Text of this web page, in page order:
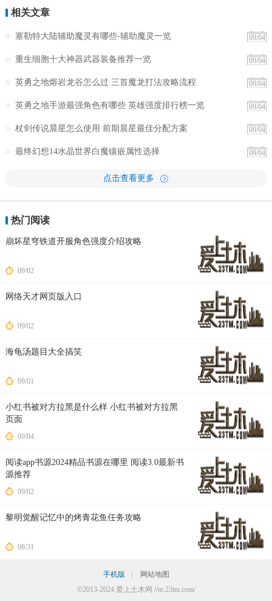
相关文章
09/04
塞勒特大陆辅助魔灵有哪些-辅助魔灵一览
09/04
重生细胞十大神器武器装备推荐一览
09/04
英勇之地熔岩龙谷怎么过 三首魔龙打法攻略流程
09/04
英勇之地手游最强角色有哪些 英雄强度排行榜一览
09/04
杖剑传说晨星怎么使用 前期晨星最佳分配方案
09/04
最终幻想14水晶世界白魔镶嵌属性选择
点击查看更多
热门阅读
崩坏星穹铁道开服角色强度介绍攻略
09/02
网络天才网页版入口
09/02
海龟汤题目大全搞笑
09/01
小红书被对方拉黑是什么样 小红书被对方拉黑
页面
09/04
阅读app书源2024精品书源在哪里 阅读3.0最新书
源推荐
09/02
黎明觉醒记忆中的烤青花鱼任务攻略
08/31
手机版
网站地图
©2013-2024 爱上土木网 //m.23tm.com/